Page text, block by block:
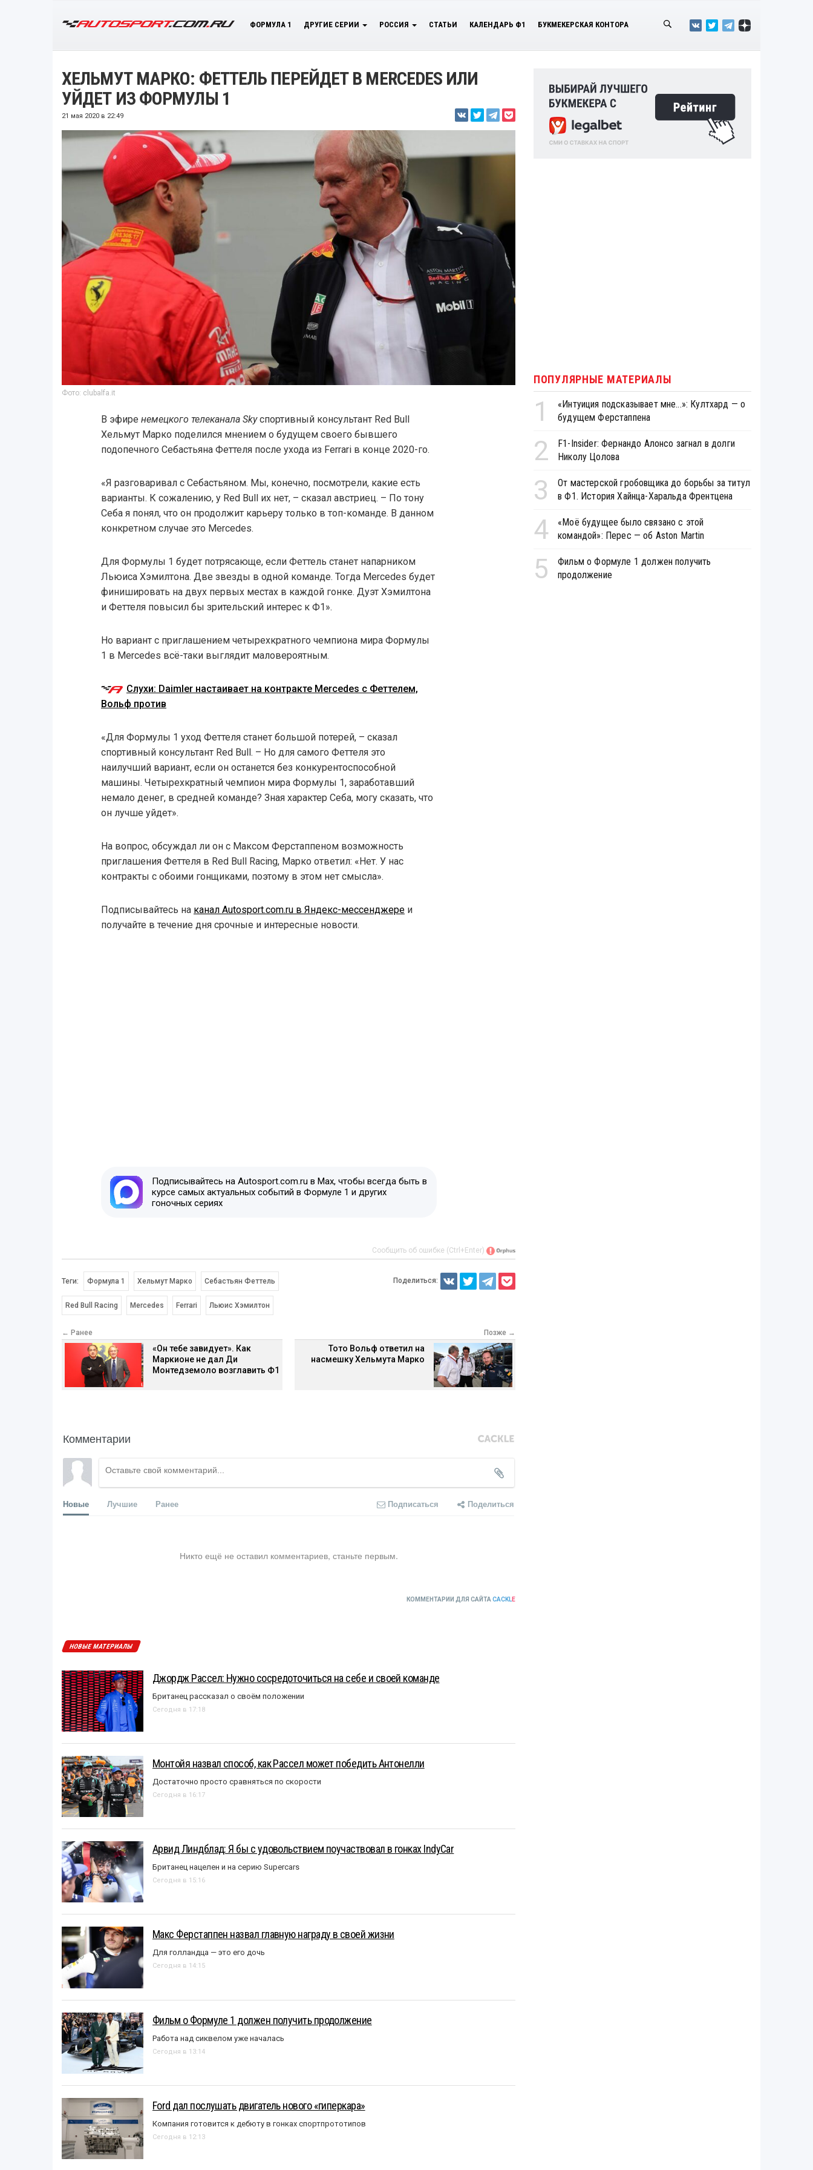
ФОРМУЛА 1 ДРУГИЕ СЕРИИ РОССИЯ СТАТЬИ КАЛЕНДАРЬ Ф1 БУКМЕКЕРСКАЯ КОНТОРА
ХЕЛЬМУТ МАРКО: ФЕТТЕЛЬ ПЕРЕЙДЕТ В MERCEDES ИЛИ
УЙДЕТ ИЗ ФОРМУЛЫ 1
21 мая 2020 в 22:49
Фото: clubalfa.it
В эфире немецкого телеканала Skyспортивный консультант Red Bull
Хельмут Марко поделился мнением о будущем своего бывшего
подопечного Себастьяна Феттеля после ухода из Ferrari в конце 2020-го.
«Я разговаривал с Себастьяном. Мы, конечно, посмотрели, какие есть
варианты. К сожалению, у Red Bull их нет, – сказал австриец. – По тону
Себа я понял, что он продолжит карьеру только в топ-команде. В данном
конкретном случае это Mercedes.
Для Формулы 1 будет потрясающе, если Феттель станет напарником
Льюиса Хэмилтона. Две звезды в одной команде. Тогда Mercedes будет
финишировать на двух первых местах в каждой гонке. Дуэт Хэмилтона
и Феттеля повысил бы зрительский интерес к Ф1».
Но вариант с приглашением четырехкратного чемпиона мира Формулы
1 в Mercedes всё-таки выглядит маловероятным.
Слухи: Daimler настаивает на контракте Mercedes с Феттелем,
Вольф против
«Для Формулы 1 уход Феттеля станет большой потерей, – сказал
спортивный консультант Red Bull. – Но для самого Феттеля это
наилучший вариант, если он останется без конкурентоспособной
машины. Четырехкратный чемпион мира Формулы 1, заработавший
немало денег, в средней команде? Зная характер Себа, могу сказать, что
он лучше уйдет».
На вопрос, обсуждал ли он с Максом Ферстаппеном возможность
приглашения Феттеля в Red Bull Racing, Марко ответил: «Нет. У нас
контракты с обоими гонщиками, поэтому в этом нет смысла».
Подписывайтесь на канал Autosport.com.ru в Яндекс-мессенджереи
получайте в течение дня срочные и интересные новости.
Подписывайтесь на Autosport.com.ru в Max, чтобы всегда быть в
курсе самых актуальных событий в Формуле 1 и других
гоночных сериях
Сообщить об ошибке (Ctrl+Enter)
Теги: Формула 1 Хельмут Марко Себастьян Феттель
Red Bull Racing Mercedes Ferrari Льюис Хэмилтон
Поделиться:
← Ранее
«Он тебе завидует». Как
Маркионе не дал Ди
Монтедземоло возглавить Ф1
Позже →
Тото Вольф ответил на
насмешку Хельмута Марко
Комментарии
Новые Лучшие Ранее Подписаться Поделиться
Никто ещё не оставил комментариев, станьте первым.
КОММЕНТАРИИ ДЛЯ САЙТА CACKLE
НОВЫЕ МАТЕРИАЛЫ
Джордж Рассел: Нужно сосредоточиться на себе и своей команде
Британец рассказал о своём положении
Сегодня в 17:18
Монтойя назвал способ, как Рассел может победить Антонелли
Достаточно просто сравняться по скорости
Сегодня в 16:17
Арвид Линдблад: Я бы с удовольствием поучаствовал в гонках IndyCar
Британец нацелен и на серию Supercars
Сегодня в 15:16
Макс Ферстаппен назвал главную награду в своей жизни
Для голландца — это его дочь
Сегодня в 14:15
Фильм о Формуле 1 должен получить продолжение
Работа над сиквелом уже началась
Сегодня в 13:14
Ford дал послушать двигатель нового «гиперкара»
Компания готовится к дебюту в гонках спортпрототипов
Сегодня в 12:13
ПОПУЛЯРНЫЕ МАТЕРИАЛЫ
1
«Интуиция подсказывает мне...»: Култхард — о
будущем Ферстаппена
2
F1-Insider: Фернандо Алонсо загнал в долги
Николу Цолова
3
От мастерской гробовщика до борьбы за титул
в Ф1. История Хайнца-Харальда Френтцена
4
«Моё будущее было связано с этой
командой»: Перес — об Aston Martin
5
Фильм о Формуле 1 должен получить
продолжение